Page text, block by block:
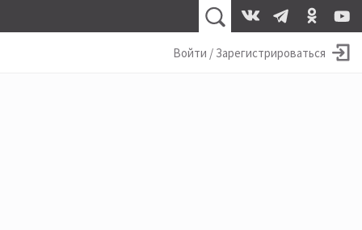
Войти / Зарегистрироваться